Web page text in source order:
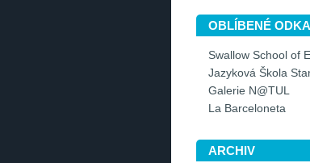
OBLÍBENÉ
Swallow School of
Jazyková Škola
Galerie N@TUL
La Barceloneta
ARCHIV